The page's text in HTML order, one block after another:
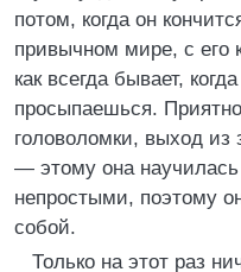
потом, когда он
привычном мире, с его
как всегда бывает,
просыпаешься.
головоломки, выход из
— этому она
непростыми, поэтому
собой.
Только на этот раз